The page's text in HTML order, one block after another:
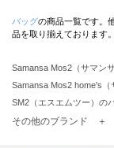
バッグの商品一覧です。
品を取り揃えております。
Samansa Mos2（サマン
Samansa Mos2 home's
SM2（エスエムツー）の
TSUHARU by Samansa
その他のブランド ＋